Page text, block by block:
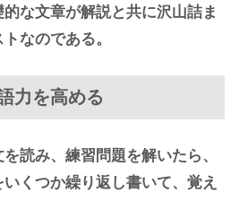
な文章が解説と共に沢山詰ま
なのである。
力を高める
読み、練習問題を解いたら、
くつか繰り返し書いて、覚え